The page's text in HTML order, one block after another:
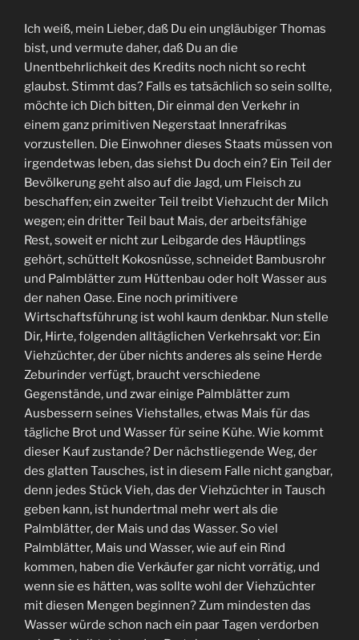
Ich weiß, mein Lieber, daß Du ein ungläubiger Thomas
bist, und vermute daher, daß Du an die
Unentbehrlichkeit des Kredits noch nicht so recht
glaubst. Stimmt das? Falls es tatsächlich so sein sollte,
möchte ich Dich bitten, Dir einmal den Verkehr in
einem ganz primitiven Negerstaat Innerafrikas
vorzustellen. Die Einwohner dieses Staats müssen von
irgendetwas leben, das siehst Du doch ein? Ein Teil der
Bevölkerung geht also auf die Jagd, um Fleisch zu
beschaffen; ein zweiter Teil treibt Viehzucht der Milch
wegen; ein dritter Teil baut Mais, der arbeitsfähige
Rest, soweit er nicht zur Leibgarde des Häuptlings
gehört, schüttelt Kokosnüsse, schneidet Bambusrohr
und Palmblätter zum Hüttenbau oder holt Wasser aus
der nahen Oase. Eine noch primitivere
Wirtschaftsführung ist wohl kaum denkbar. Nun stelle
Dir, Hirte, folgenden alltäglichen Verkehrsakt vor: Ein
Viehzüchter, der über nichts anderes als seine Herde
Zeburinder verfügt, braucht verschiedene
Gegenstände, und zwar einige Palmblätter zum
Ausbessern seines Viehstalles, etwas Mais für das
tägliche Brot und Wasser für seine Kühe. Wie kommt
dieser Kauf zustande? Der nächstliegende Weg, der
des glatten Tausches, ist in diesem Falle nicht gangbar,
denn jedes Stück Vieh, das der Viehzüchter in Tausch
geben kann, ist hundertmal mehr wert als die
Palmblätter, der Mais und das Wasser. So viel
Palmblätter, Mais und Wasser, wie auf ein Rind
kommen, haben die Verkäufer gar nicht vorrätig, und
wenn sie es hätten, was sollte wohl der Viehzüchter
mit diesen Mengen beginnen? Zum mindesten das
Wasser würde schon nach ein paar Tagen verdorben